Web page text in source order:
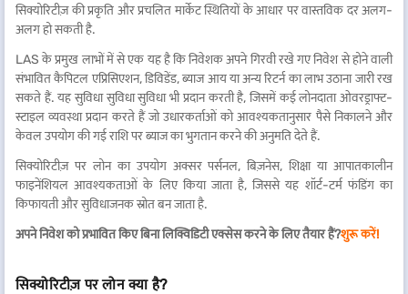
सिक्योरिटीज़ की प्रकृति और प्रचलित मार्केट स्थितियों के आधार पर वास्तविक दर अलग-
अलग हो सकती है.
LAS के प्रमुख लाभों में से एक यह है कि निवेशक अपने गिरवी रखे गए निवेश से होने वाली
संभावित कैपिटल एप्रिसिएशन, डिविडेंड, ब्याज आय या अन्य रिटर्न का लाभ उठाना जारी रख
सकते हैं. यह सुविधा सुविधा सुविधा भी प्रदान करती है, जिसमें कई लोनदाता ओवरड्राफ्ट-
स्टाइल व्यवस्था प्रदान करते हैं जो उधारकर्ताओं को आवश्यकतानुसार पैसे निकालने और
केवल उपयोग की गई राशि पर ब्याज का भुगतान करने की अनुमति देते हैं.
सिक्योरिटीज़ पर लोन का उपयोग अक्सर पर्सनल, बिज़नेस, शिक्षा या आपातकालीन
फाइनेंशियल आवश्यकताओं के लिए किया जाता है, जिससे यह शॉर्ट-टर्म फंडिंग का
किफायती और सुविधाजनक स्रोत बन जाता है.
अपने निवेश को प्रभावित किए बिना लिक्विडिटी एक्सेस करने के लिए तैयार हैं?शुरू करें!
सिक्योरिटीज़ पर लोन क्या है?